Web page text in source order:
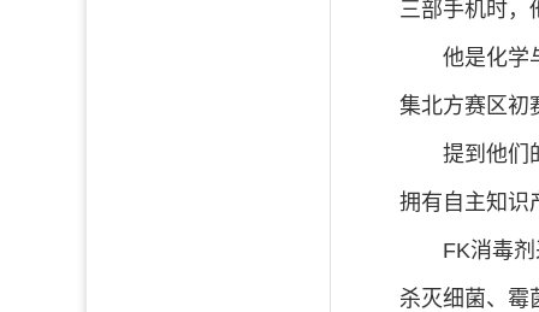
三部手机时，
他是化学与
集北方赛区初
提到他们的
拥有自主知识
FK消毒剂采
杀灭细菌、霉